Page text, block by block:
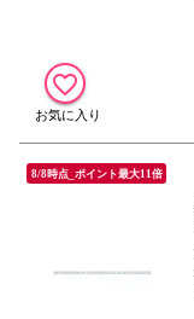
8/8時点_ポイント最大11倍